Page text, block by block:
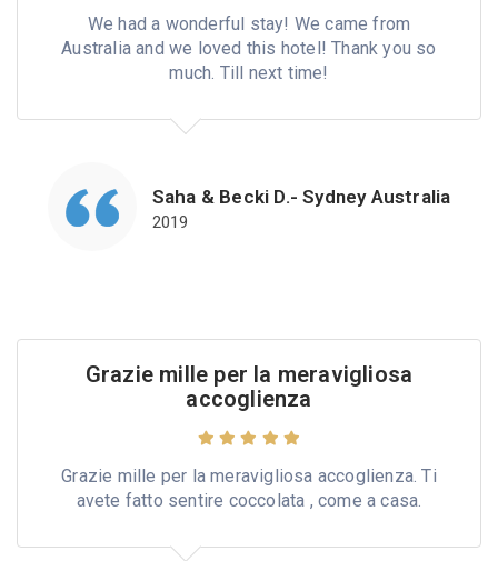
We had a wonderful stay! We came from
Australia and we loved this hotel! Thank you so
much. Till next time!
Saha & Becki D.- Sydney Australia
2019
Grazie mille per la meravigliosa
accoglienza
Grazie mille per la meravigliosa accoglienza. Ti
avete fatto sentire coccolata , come a casa.